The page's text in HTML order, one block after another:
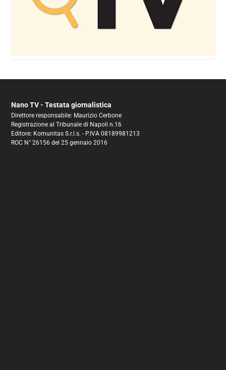
Nano TV - Testata giornalistica
Direttore responsabile: Maurizio Cerbone
Registrazione al Tribunale di Napoli n.16
Editore: Komunitas S.r.l.s. - P.IVA 08189981213
ROC N° 26156 del 25 gennaio 2016